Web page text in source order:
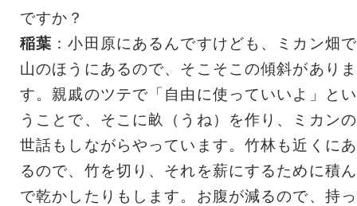
ですか？
稲葉 ：小田原にあるんですけども、ミカン畑で
山のほうにあるので、そこそこの傾斜がありま
す。親戚のツテで「自由に使っていいよ」とい
うことで、そこに畝（うね）を作り、ミカンの
世話もしながらやっています。竹林も近くにあ
るので、竹を切り、それを薪にするために積ん
で乾かしたりもします。お腹が減るので、持っ